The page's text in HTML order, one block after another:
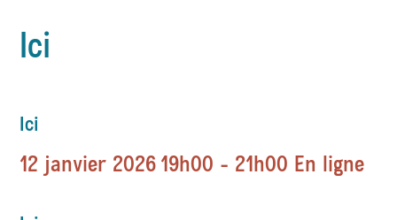
Ici
Ici
12 janvier 2026 19h00 - 21h00 En ligne